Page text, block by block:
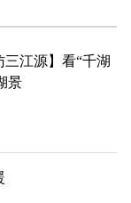
三江源】看“千湖
景